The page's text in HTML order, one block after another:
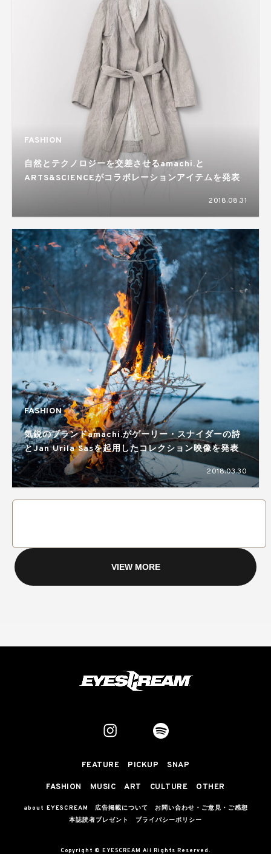
FASHION
自然とテクノロジーを交差させるamachi.と
ARTS&SCIENCEがコラボレーションアイテムを発表
2018.08.31
FASHION
気鋭のブランドamachi.がゲーリー・スナイダーの詩
とJan Urila Sasを起用したコレクション映像を発表
2018.03.30
VIEW MORE
FEATURE PICKUP SNAP
FASHION MUSIC ART CULTURE OTHER
about EYESCREAM 広告掲載について
お問い合わせ・ご意見・ご感想
本誌読者プレゼント
プライバシーポリシー
Copyright © EYESCREAM All Rights Reserved.